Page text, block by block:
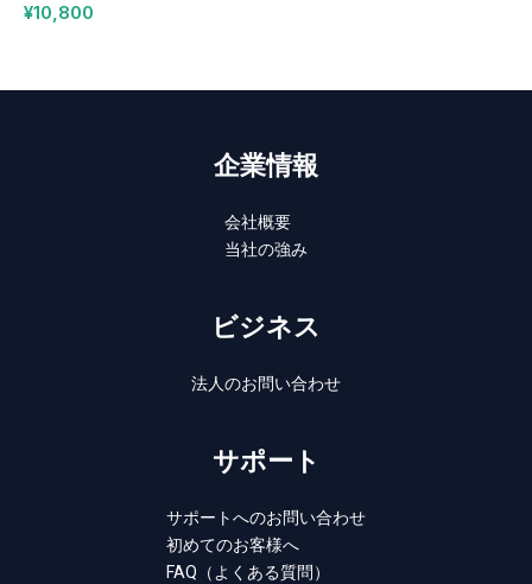
¥10,800
企業情報
会社概要
当社の強み
ビジネス
法人のお問い合わせ
サポート
サポートへのお問い合わせ
初めてのお客様へ
FAQ（よくある質問）